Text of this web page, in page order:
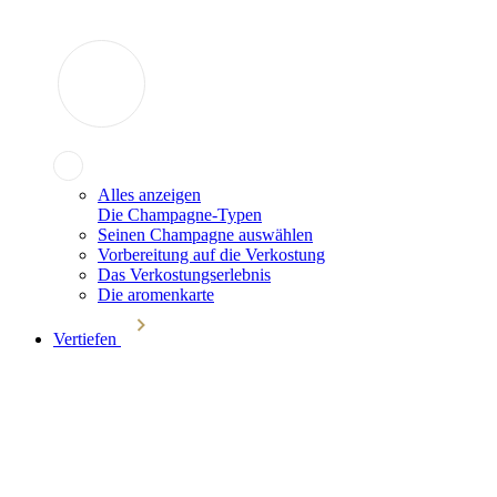
Alles anzeigen
Die Champagne-Typen
Seinen Champagne auswählen
Vorbereitung auf die Verkostung
Das Verkostungserlebnis
Die aromenkarte
Vertiefen